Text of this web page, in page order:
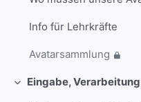
Info für Lehrkräfte
Avatarsammlung
Einklappen